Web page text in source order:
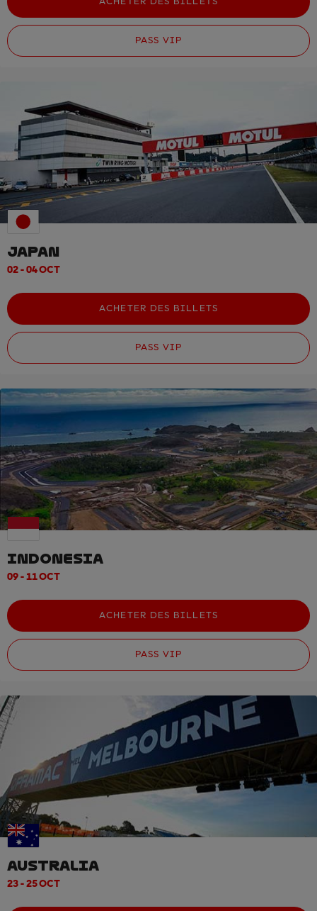
PASS VIP
JAPAN
02 - 04 OCT
ACHETER DES BILLETS
PASS VIP
INDONESIA
09 - 11 OCT
ACHETER DES BILLETS
PASS VIP
AUSTRALIA
23 - 25 OCT